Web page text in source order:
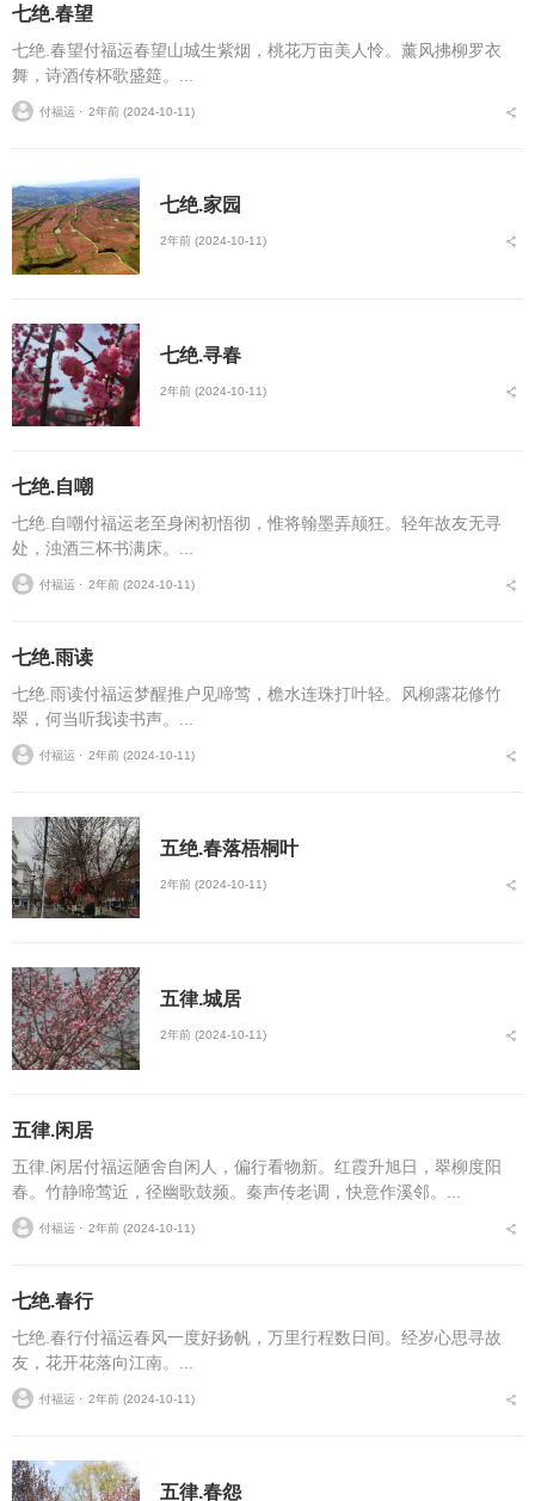
七绝.春望
七绝.春望付福运春望山城生紫烟，桃花万亩美人怜。薰风拂柳罗衣
舞，诗酒传杯歌盛筵。...
付福运 ⋅ 2年前 (2024-10-11)
七绝.家园
2年前 (2024-10-11)
七绝.寻春
2年前 (2024-10-11)
七绝.自嘲
七绝.自嘲付福运老至身闲初悟彻，惟将翰墨弄颠狂。轻年故友无寻
处，浊酒三杯书满床。...
付福运 ⋅ 2年前 (2024-10-11)
七绝.雨读
七绝.雨读付福运梦醒推户见啼莺，檐水连珠打叶轻。风柳露花修竹
翠，何当听我读书声。...
付福运 ⋅ 2年前 (2024-10-11)
五绝.春落梧桐叶
2年前 (2024-10-11)
五律.城居
2年前 (2024-10-11)
五律.闲居
五律.闲居付福运陋舍自闲人，偏行看物新。红霞升旭日，翠柳度阳
春。竹静啼莺近，径幽歌鼓频。秦声传老调，快意作溪邻。...
付福运 ⋅ 2年前 (2024-10-11)
七绝.春行
七绝.春行付福运春风一度好扬帆，万里行程数日间。经岁心思寻故
友，花开花落向江南。...
付福运 ⋅ 2年前 (2024-10-11)
五律.春怨